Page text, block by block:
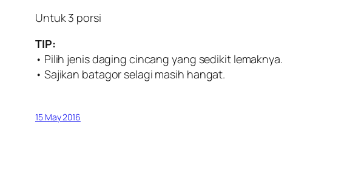
Untuk 3 porsi
TIP:
• Pilih jenis daging cincang yang sedikit lemaknya.
• Sajikan batagor selagi masih hangat.
15 May 2016